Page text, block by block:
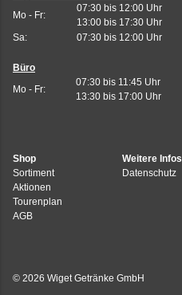
Mo - Fr:
07:30 bis 12:00 Uhr
13:00 bis 17:30 Uhr
Sa:
07:30 bis 12:00 Uhr
Büro
Mo - Fr:
07:30 bis 11:45 Uhr
13:30 bis 17:00 Uhr
Shop
Sortiment
Aktionen
Tourenplan
AGB
Weitere Infos
Datenschutz
© 2026 Wiget Getränke GmbH